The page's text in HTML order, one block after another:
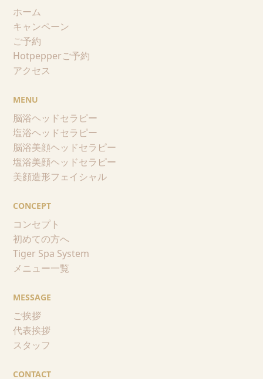
ホーム
キャンペーン
ご予約
Hotpepperご予約
アクセス
MENU
脳浴ヘッドセラピー
塩浴ヘッドセラピー
脳浴美顔ヘッドセラピー
塩浴美顔ヘッドセラピー
美顔造形フェイシャル
CONCEPT
コンセプト
初めての方へ
Tiger Spa System
メニュー一覧
MESSAGE
ご挨拶
代表挨拶
スタッフ
CONTACT